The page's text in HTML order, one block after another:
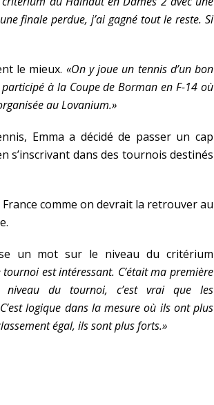
finale perdue, j’ai gagné tout le reste. Si
le mieux. «On y joue un tennis d’un bon
à la Coupe de Borman en F-14 où
au Lovanium.»
Emma a décidé de passer un cap
s’inscrivant dans des tournois destinés
comme on devrait la retrouver au
un mot sur le niveau du critérium
est intéressant. C’était ma première
du tournoi, c’est vrai que les
logique dans la mesure où ils ont plus
égal, ils sont plus forts.»